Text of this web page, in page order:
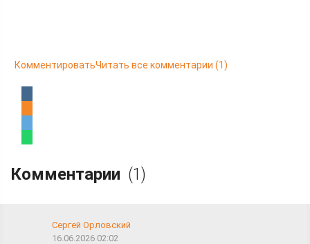
КомментироватьЧитать все комментарии (1)
Комментарии (1)
Сергей Орловский
16.06.2026 02:02